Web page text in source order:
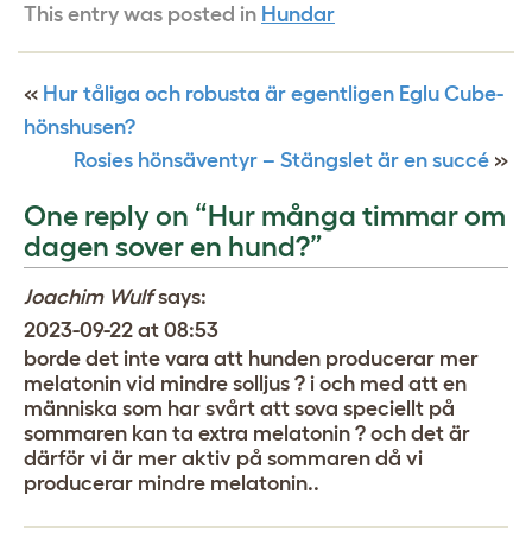
This entry was posted in Hundar
« Hur tåliga och robusta är egentligen Eglu Cube-
hönshusen?
Rosies hönsäventyr – Stängslet är en succé »
One reply on “Hur många timmar om
dagen sover en hund?”
Joachim Wulf says:
2023-09-22 at 08:53
borde det inte vara att hunden producerar mer
melatonin vid mindre solljus ? i och med att en
människa som har svårt att sova speciellt på
sommaren kan ta extra melatonin ? och det är
därför vi är mer aktiv på sommaren då vi
producerar mindre melatonin..